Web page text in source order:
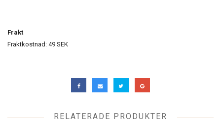
Frakt
Fraktkostnad: 49 SEK
RELATERADE PRODUKTER